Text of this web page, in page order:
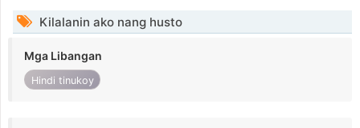
Kilalanin ako nang husto
Mga Libangan
Hindi tinukoy